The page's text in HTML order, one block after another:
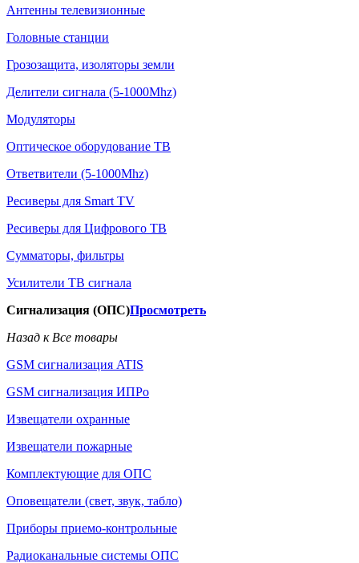
Антенны телевизионные
Головные станции
Грозозащита, изоляторы земли
Делители сигнала (5-1000Mhz)
Модуляторы
Оптическое оборудование ТВ
Ответвители (5-1000Mhz)
Ресиверы для Smart TV
Ресиверы для Цифрового ТВ
Сумматоры, фильтры
Усилители ТВ сигнала
Сигнализация (ОПС)Просмотреть
Назад к Все товары
GSM сигнализация ATIS
GSM сигнализация ИПРо
Извещатели охранные
Извещатели пожарные
Комплектующие для ОПС
Оповещатели (свет, звук, табло)
Приборы приемо-контрольные
Радиоканальные системы ОПС